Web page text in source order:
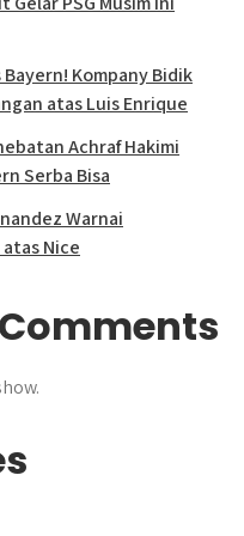
Bayern! Kompany Bidik
atas Luis Enrique
Achraf Hakimi
Serba Bisa
Warnai
atas Nice